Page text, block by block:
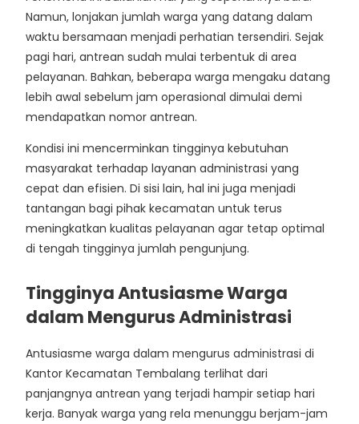
Namun, lonjakan jumlah warga yang datang dalam
waktu bersamaan menjadi perhatian tersendiri. Sejak
pagi hari, antrean sudah mulai terbentuk di area
pelayanan. Bahkan, beberapa warga mengaku datang
lebih awal sebelum jam operasional dimulai demi
mendapatkan nomor antrean.
Kondisi ini mencerminkan tingginya kebutuhan
masyarakat terhadap layanan administrasi yang
cepat dan efisien. Di sisi lain, hal ini juga menjadi
tantangan bagi pihak kecamatan untuk terus
meningkatkan kualitas pelayanan agar tetap optimal
di tengah tingginya jumlah pengunjung.
Tingginya Antusiasme Warga
dalam Mengurus Administrasi
Antusiasme warga dalam mengurus administrasi di
Kantor Kecamatan Tembalang terlihat dari
panjangnya antrean yang terjadi hampir setiap hari
kerja. Banyak warga yang rela menunggu berjam-jam